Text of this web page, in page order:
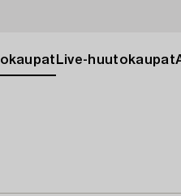
Live-huutokaupat